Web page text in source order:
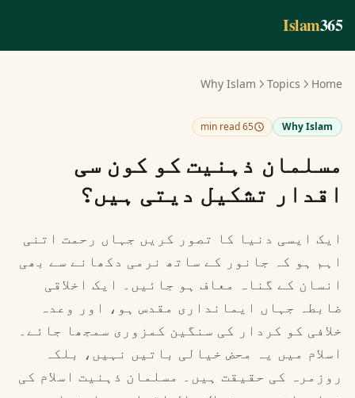
Islam365
Home
Topics
Why Islam
Why Islam
65 min read
مسلمان ذہنیت کو کون سی
اقدار تشکیل دیتی ہیں؟
ایک ایسی دنیا کا تصور کریں جہاں رحمت اتنی
اہم ہو کہ جانور کے ساتھ نرمی دکھانے سے بھی
انسان کے گناہ معاف ہو جائیں۔ ایک اخلاقی
ضابطہ جہاں ایمانداری مقدس ہو، اور وعدہ
خلافی کو کردار کی سنگین کمزوری سمجھا جائے۔
اسلام میں یہ محض خیالی باتیں نہیں، بلکہ
روزمرہ کی حقیقت ہیں۔ مسلمان ذہنیت اسلام کی